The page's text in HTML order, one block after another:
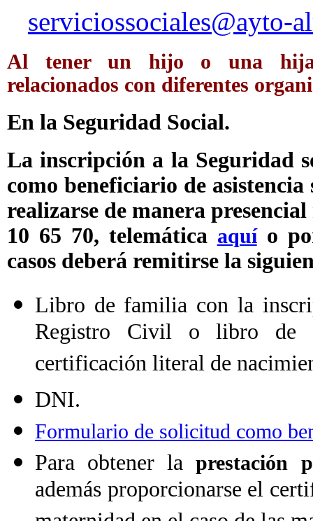
serviciossociales@ayto-
Al tener un hijo o una hija
relacionados con diferentes
En la Seguridad Social.
La inscripción a la Seguridad
como beneficiario de
realizarse de manera
10 65 70, telemática aquío
casos deberá remitirse la
Libro de familia con la
Registro Civil o libro de
certificación literal de
DNI.
Formulario de solicitud como
Para obtener laprestación
además proporcionarse el